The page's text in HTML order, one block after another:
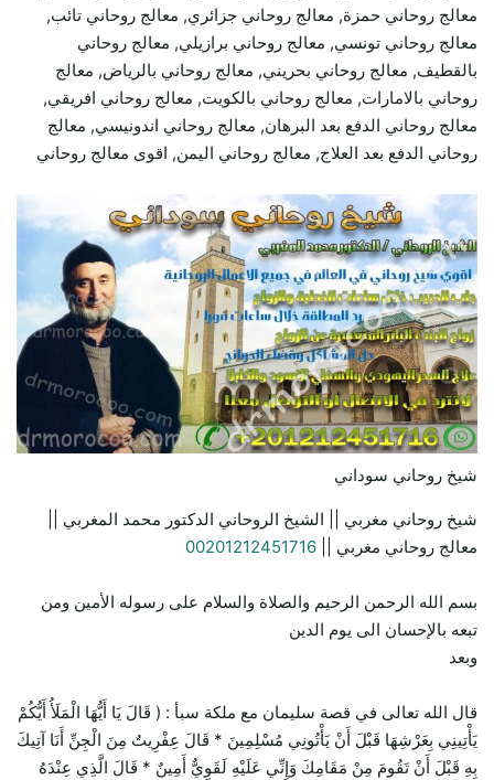
معالج روحاني حمزة, معالج روحاني جزائري, معالج روحاني تائب,
معالج روحاني تونسي, معالج روحاني برازيلي, معالج روحاني
بالقطيف, معالج روحاني بحريني, معالج روحاني بالرياض, معالج
روحاني بالامارات, معالج روحاني بالكويت, معالج روحاني افريقي,
معالج روحاني الدفع بعد البرهان, معالج روحاني اندونيسي, معالج
روحاني الدفع بعد العلاج, معالج روحاني اليمن, اقوى معالج روحاني
شيخ روحاني سوداني
شيخ روحاني مغربي || الشيخ الروحاني الدكتور محمد المغربي ||
معالج روحاني مغربي || 00201212451716
بسم الله الرحمن الرحيم والصلاة والسلام على رسوله الأمين ومن
تبعه بالإحسان الى يوم الدين
وبعد
قال الله تعالى في قصة سليمان مع ملكة سبأ : ( قَالَ يَا أَيُّهَا الْمَلَأُ أَيُّكُمْ
يَأْتِينِي بِعَرْشِهَا قَبْلَ أَنْ يَأْتُونِي مُسْلِمِينَ * قَالَ عِفْرِيتٌ مِنَ الْجِنِّ أَنَا آتِيكَ
بِهِ قَبْلَ أَنْ تَقُومَ مِنْ مَقَامِكَ وَإِنِّي عَلَيْهِ لَقَوِيٌّ أَمِينٌ * قَالَ الَّذِي عِنْدَهُ